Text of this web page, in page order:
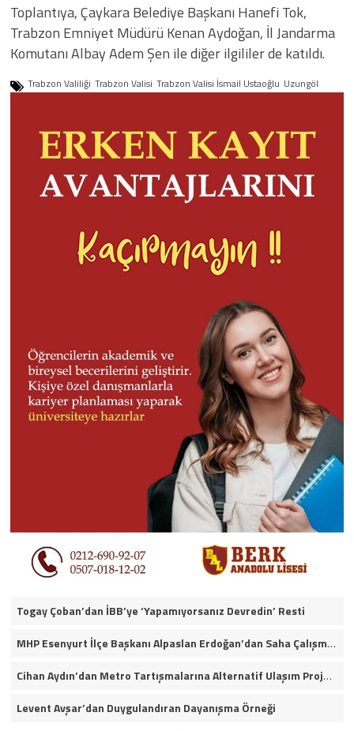
Toplantıya, Çaykara Belediye Başkanı Hanefi Tok,
Trabzon Emniyet Müdürü Kenan Aydoğan, İl Jandarma
Komutanı Albay Adem Şen ile diğer ilgililer de katıldı.
Trabzon Valiliği Trabzon Valisi Trabzon Valisi İsmail Ustaoğlu Uzungöl
Togay Çoban’dan İBB’ye ‘Yapamıyorsanız Devredin’ Resti
MHP Esenyurt İlçe Başkanı Alpaslan Erdoğan’dan Saha Çalışmaları ve Yerel Gündeme İlişkin Açıklamalar
Cihan Aydın’dan Metro Tartışmalarına Alternatif Ulaşım Projesi
Levent Avşar’dan Duygulandıran Dayanışma Örneği